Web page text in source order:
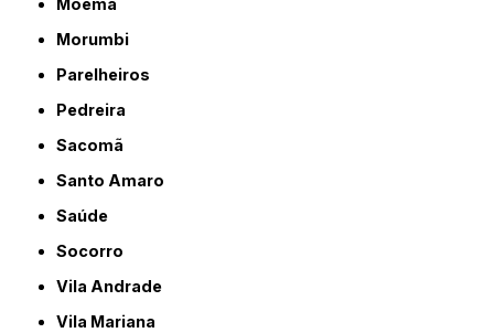
Moema
Morumbi
Parelheiros
Pedreira
Sacomã
Santo Amaro
Saúde
Socorro
Vila Andrade
Vila Mariana